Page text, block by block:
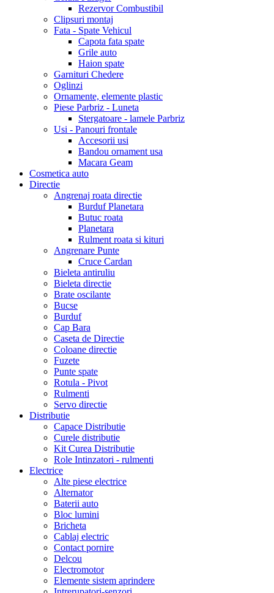
Rezervor Combustibil
Clipsuri montaj
Fata - Spate Vehicul
Capota fata spate
Grile auto
Haion spate
Garnituri Chedere
Oglinzi
Ornamente, elemente plastic
Piese Parbriz - Luneta
Stergatoare - lamele Parbriz
Usi - Panouri frontale
Accesorii usi
Bandou ornament usa
Macara Geam
Cosmetica auto
Directie
Angrenaj roata directie
Burduf Planetara
Butuc roata
Planetara
Rulment roata si kituri
Angrenare Punte
Cruce Cardan
Bieleta antiruliu
Bieleta directie
Brate oscilante
Bucse
Burduf
Cap Bara
Caseta de Directie
Coloane directie
Fuzete
Punte spate
Rotula - Pivot
Rulmenti
Servo directie
Distributie
Capace Distributie
Curele distributie
Kit Curea Distributie
Role Intinzatori - rulmenti
Electrice
Alte piese electrice
Alternator
Baterii auto
Bloc lumini
Bricheta
Cablaj electric
Contact pornire
Delcou
Electromotor
Elemente sistem aprindere